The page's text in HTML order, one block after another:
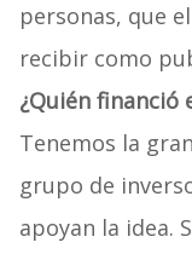
personas, que
recibir como
¿Quién financió
Tenemos la
grupo de
apoyan la idea.